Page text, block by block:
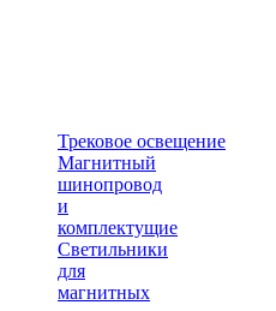
Трековое освещение
Магнитный
шинопровод
и
комплектущие
Светильники
для
магнитных